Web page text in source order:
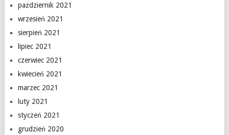
październik 2021
wrzesień 2021
sierpień 2021
lipiec 2021
czerwiec 2021
kwiecień 2021
marzec 2021
luty 2021
styczeń 2021
grudzień 2020